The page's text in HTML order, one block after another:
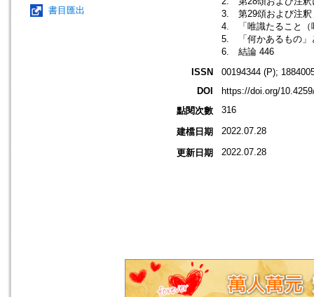
書目匯出
3. 第29頌および注釈
4. 「唯識たること（
5. 「何かあるもの」
6. 結論 446
ISSN
00194344 (P);
DOI
https://doi.org/
點閱次數
316
建檔日期 2022.07.28
更新日期 2022.07.28